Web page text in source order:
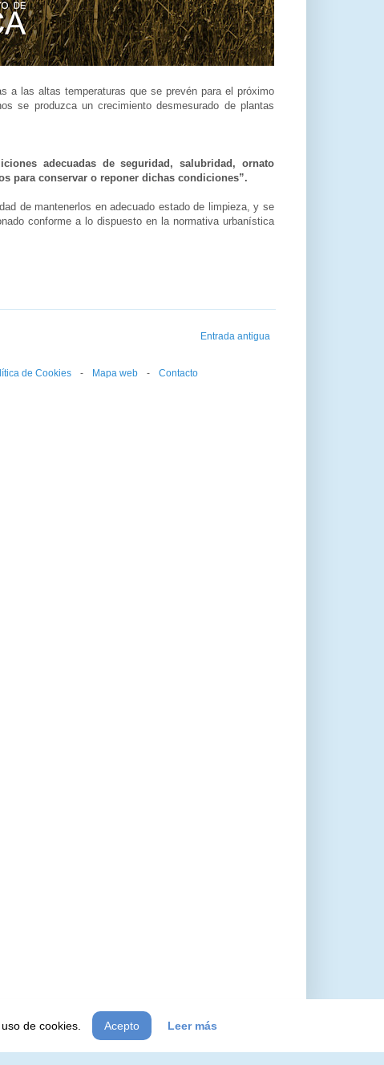
de cookies. Acepto Leer más
a las altas temperaturas que se prevén para el próximo
se produzca un crecimiento desmesurado de plantas
adecuadas de seguridad, salubridad, ornato
para conservar o reponer dichas condiciones”.
de mantenerlos en adecuado estado de limpieza, y se
conforme a lo dispuesto en la normativa urbanística
Entrada antigua
de Cookies --- Mapa web --- Contacto